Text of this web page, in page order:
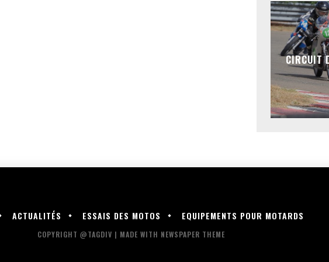
CIRCUIT
ACTUALITÉS ESSAIS DES MOTOS EQUIPEMENTS POUR MOTARDS
COPYRIGHT @TAGDIV | MADE WITH NEWSPAPER THEME